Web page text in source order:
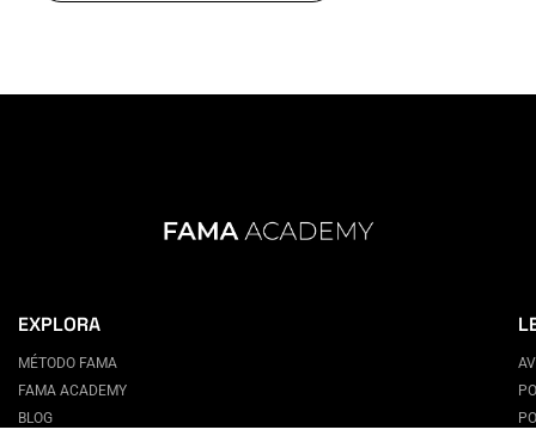
EXPLORA
MÉTODO FAMA
FAMA ACADEMY
BLOG